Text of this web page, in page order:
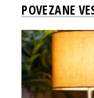
POVEZANE